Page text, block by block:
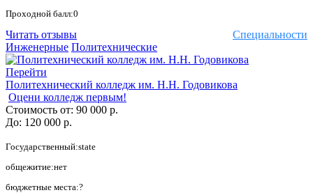
Проходной балл:0
Специальности
Читать отзывы
Инженерные Политехнические
Перейти
Политехнический колледж им. Н.Н. Годовикова
Оцени колледж первым!
Стоимость от: 90 000 р.
До: 120 000 р.
Государственный:state
общежитие:нет
бюджетные места:?